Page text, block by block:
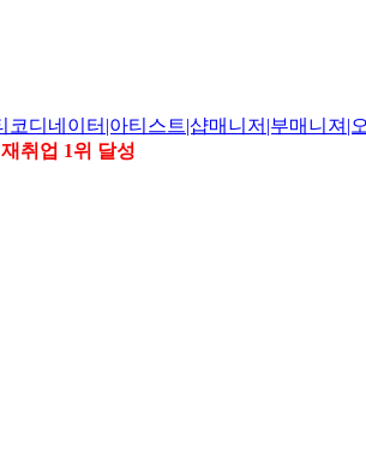
재취업 1위 달성